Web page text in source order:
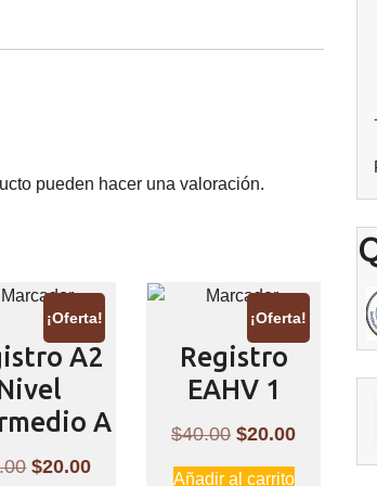
pueden hacer una valoración.
¡Oferta!
A2
A
El
$20.00El
¡Oferta!
Registro
EAHV 1
$40.00 El
precio
$20.00El
Añadir al carrito